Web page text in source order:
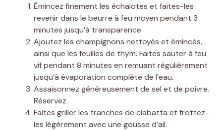
Émincez finement les échalotes et faites-les
revenir dans le beurre à feu moyen pendant 3
minutes jusqu’à transparence.
Ajoutez les champignons nettoyés et émincés,
ainsi que les feuilles de thym. Faites sauter à feu
vif pendant 8 minutes en remuant régulièrement
jusqu’à évaporation complète de l’eau.
Assaisonnez généreusement de sel et de poivre.
Réservez.
Faites griller les tranches de ciabatta et frottez-
les légèrement avec une gousse d’ail.